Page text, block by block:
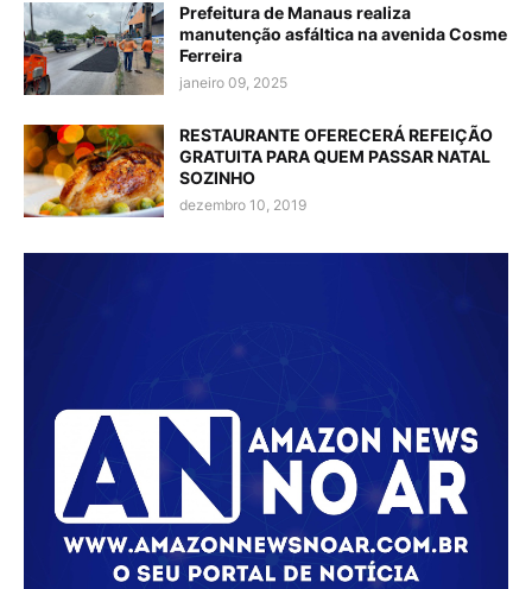
Prefeitura de Manaus realiza
manutenção asfáltica na avenida Cosme
Ferreira
janeiro 09, 2025
RESTAURANTE OFERECERÁ REFEIÇÃO
GRATUITA PARA QUEM PASSAR NATAL
SOZINHO
dezembro 10, 2019